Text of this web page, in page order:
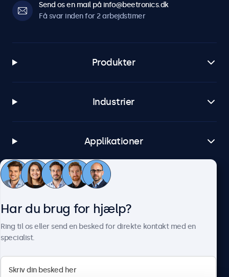
Send os en mail på info@beetronics.dk
Få svar inden for 2 arbejdstimer
Produkter
Industrier
Applikationer
Kundeservice
Har du brug for hjælp?
Ring til os eller send en besked for direkte kontakt med en
specialist.